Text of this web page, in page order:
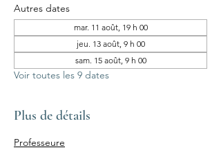
Autres dates
mar. 11 août, 19 h 00
jeu. 13 août, 9 h 00
sam. 15 août, 9 h 00
Voir toutes les 9 dates
Plus de détails
Professeure